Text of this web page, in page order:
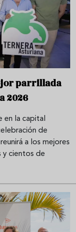
parrillada
2026
en la capital
de
a los mejores
y cientos de